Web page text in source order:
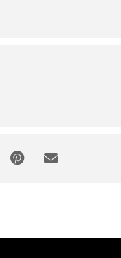
που έχει